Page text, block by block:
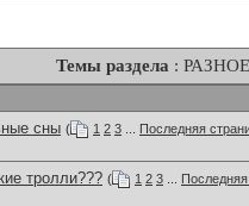
Темы раздела : РАЗНОЕ
сны ( 1 2 3
Последняя
тролли??? ( 1 2 3